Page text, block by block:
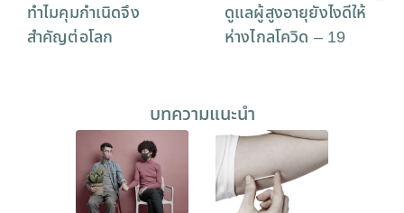
ทำไมคุมกำเนิดจึง
สำคัญต่อโลก
ดูแลผู้สูงอายุยังไงดีให้
ห่างไกลโควิด – 19
บทความแนะนำ